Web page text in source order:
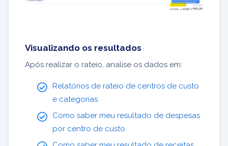
Visualizando os resultados
Após realizar o rateio, analise os dados em:
Relatórios de rateio de centros de custo
e categorias
Como saber meu resultado de despesas
por centro de custo